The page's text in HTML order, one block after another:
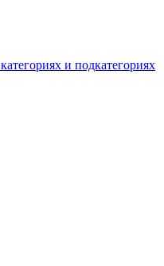
и подкатегориях